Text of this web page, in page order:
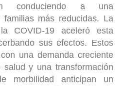
conduciendo a una
familias más reducidas. La
COVID-19 aceleró esta
sus efectos. Estos
una demanda creciente
y una transformación
morbilidad anticipan un